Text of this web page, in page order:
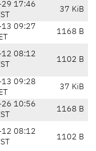
17:46
37 KiB
09:27
1168 B
08:12
1102 B
09:28
37 KiB
10:56
1168 B
08:12
1102 B